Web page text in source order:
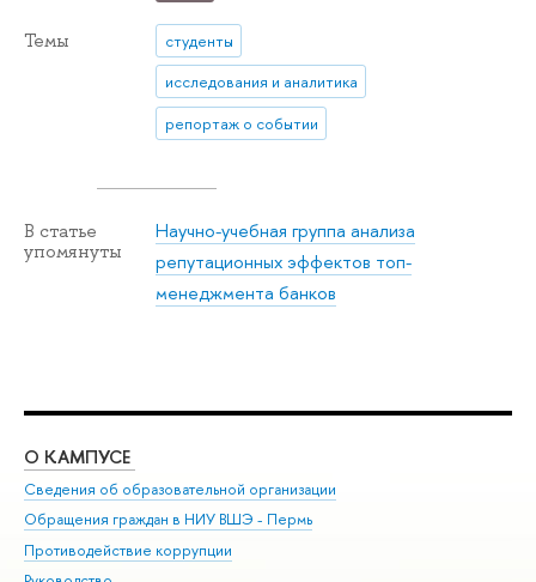
Темы
студенты
исследования и аналитика
репортаж о событии
В статье
упомянуты
Научно-учебная группа анализа
репутационных эффектов топ-
менеджмента банков
О КАМПУСЕ
Сведения об образовательной организации
Обращения граждан в НИУ ВШЭ - Пермь
Противодействие коррупции